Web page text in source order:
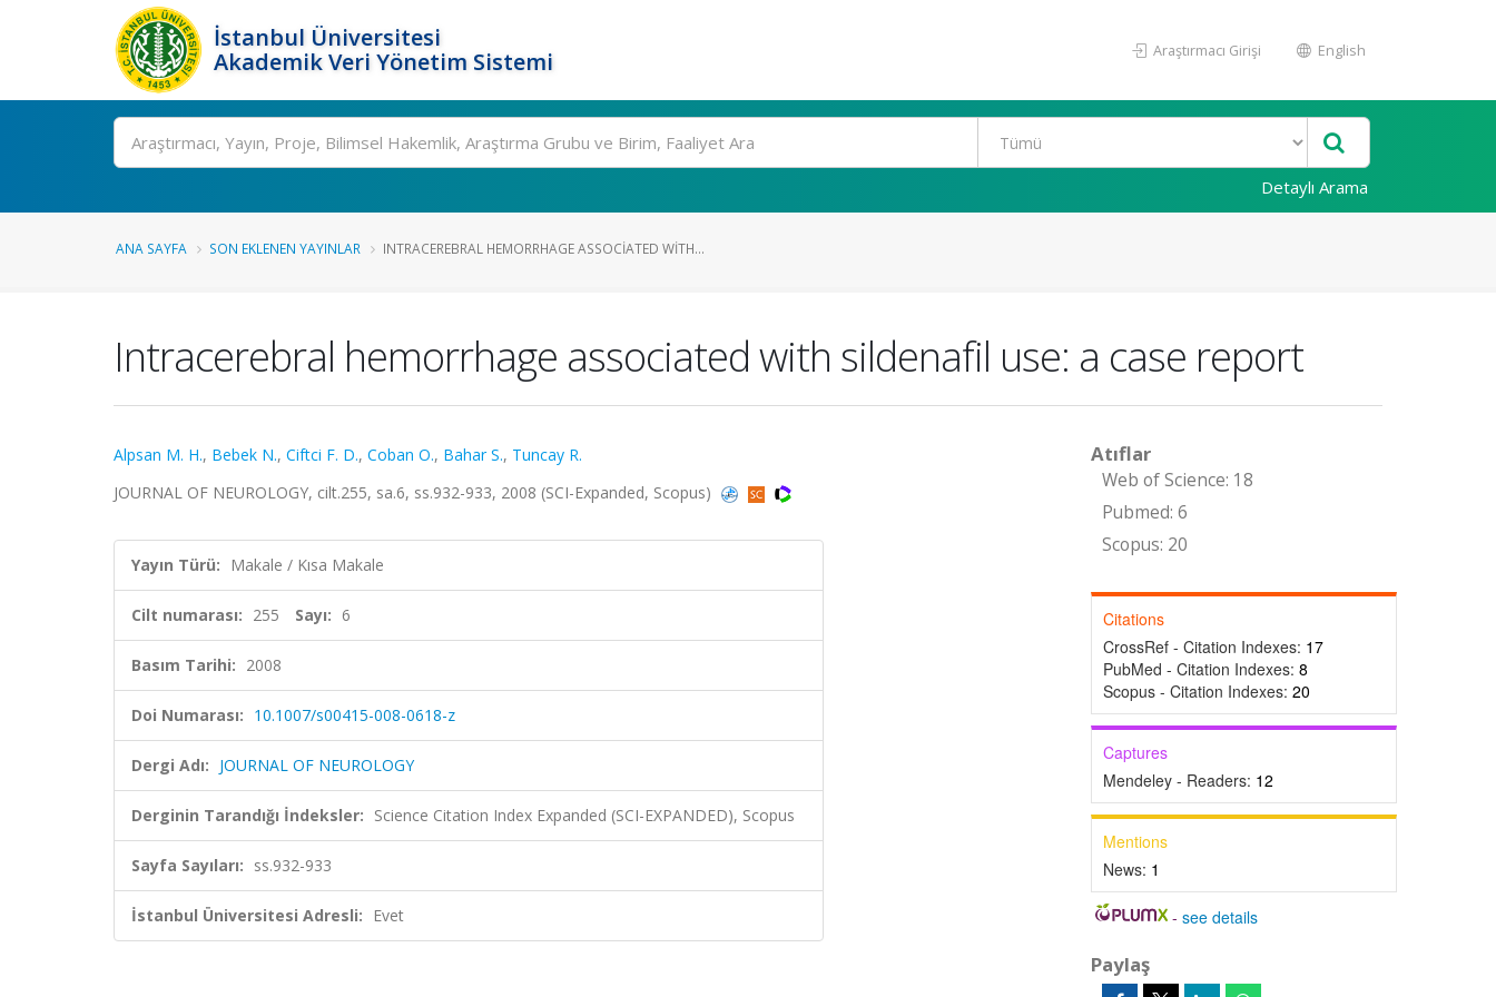
İstanbul Üniversitesi
Akademik Veri Yönetim Sistemi
Araştırmacı Girişi English
Ara
Detaylı Arama
ANA SAYFA SON EKLENEN YAYINLAR INTRACEREBRAL HEMORRHAGE ASSOCIATED WITH...
Intracerebral hemorrhage associated with sildenafil use: a case report
Alpsan M. H., Bebek N., Ciftci F. D., Coban O., Bahar S., Tuncay R.
JOURNAL OF NEUROLOGY, cilt.255, sa.6, ss.932-933, 2008 (SCI-Expanded, Scopus)
Yayın Türü: Makale / Kısa Makale
Cilt numarası: 255 Sayı: 6
Basım Tarihi: 2008
Doi Numarası: 10.1007/s00415-008-0618-z
Dergi Adı: JOURNAL OF NEUROLOGY
Derginin Tarandığı İndeksler: Science Citation Index Expanded (SCI-EXPANDED), Scopus
Sayfa Sayıları: ss.932-933
İstanbul Üniversitesi Adresli: Evet
Atıflar
Web of Science: 18
Pubmed: 6
Scopus: 20
Citations
CrossRef - Citation Indexes: 17
PubMed - Citation Indexes: 8
Scopus - Citation Indexes: 20
Captures
Mendeley - Readers: 12
Mentions
News: 1
-see details
Paylaş